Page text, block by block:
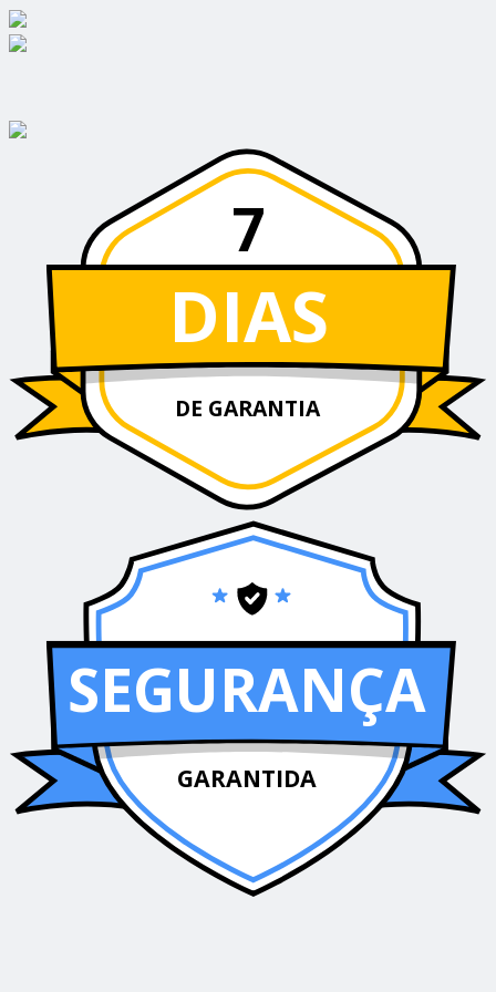
7
DIAS
DE GARANTIA
SEGURANÇA
GARANTIDA